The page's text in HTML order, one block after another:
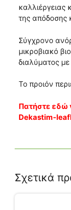
καλλιέργειας
της απόδοσης
Σύγχρονο
μικροβιακό
διαλύματος
Το προιόν
Πατήστε εδώ
Dekastim-
Σχετικά